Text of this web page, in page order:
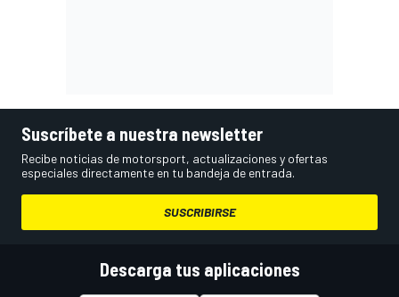
Suscríbete a nuestra newsletter
Recibe noticias de motorsport, actualizaciones y ofertas
especiales directamente en tu bandeja de entrada.
SUSCRIBIRSE
Descarga tus aplicaciones